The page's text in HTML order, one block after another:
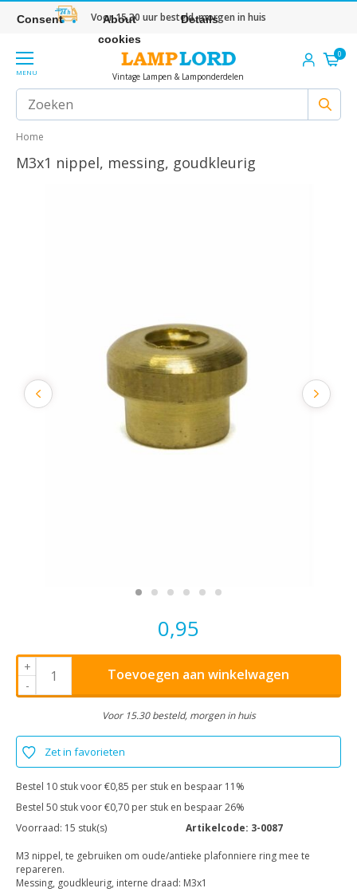
Voor 15.30 uur besteld, morgen in huis
MENU Vintage Lampen & Lamponderdelen
0
Home
M3x1 nippel, messing, goudkleurig
0,95
+
-
Toevoegen aan winkelwagen
Voor 15.30 besteld, morgen in huis
Zet in favorieten
Bestel 10 stuk voor €0,85 per stuk en bespaar 11%
Bestel 50 stuk voor €0,70 per stuk en bespaar 26%
Voorraad: 15 stuk(s) Artikelcode: 3-0087
M3 nippel, te gebruiken om oude/antieke plafonniere ring mee te
repareren.
Messing, goudkleurig, interne draad: M3x1
Consent
About
cookies
Details